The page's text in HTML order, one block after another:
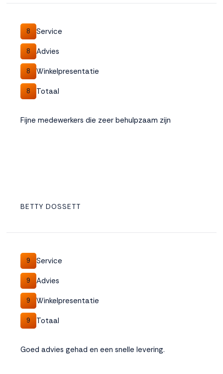
8 Service
8 Advies
8 Winkelpresentatie
8 Totaal
Fijne medewerkers die zeer behulpzaam zijn
BETTY DOSSETT
9 Service
9 Advies
9 Winkelpresentatie
9 Totaal
Goed advies gehad en een snelle levering.